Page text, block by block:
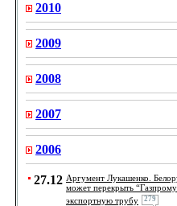
2010
2009
2008
2007
2006
27.12 Аргумент Лукашенко.
может перекрыть
экспортную трубу
279